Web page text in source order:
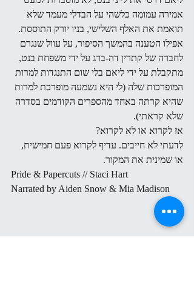
אמירה עמומה כלשהי על הבדלי מעמד שלא
תואמת את האלף השלישי, בניו יורק התוססת.
אפילו הטענה בהמשך הסיפור, על עוול שנגרם
לחברה של קתרין דה-ברג על ידי משפחת בנט,
מתקבלת על ידי ליאם בלי שום התנגדות למרות
המופרכות שלה (לי היא נשמעה מופרכת למרות
שהיא קרתה באחד מהספרים הקודמים בסדרה
שלא קראתי).
אז לקרוא או לא לקרוא?
לדעתי לא חייבים. עדיף לקרוא פעם חמישית,
או שמינית את המקור.
Pride & Papercuts // Staci Hart
Narrated by Aiden Snow & Mia Madison